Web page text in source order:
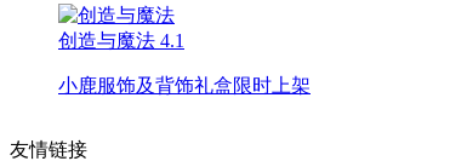
创造与魔法 4.1
小鹿服饰及背饰礼盒限时上架
友情链接